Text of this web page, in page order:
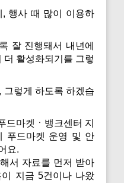
행사 때 많이 이용하
잘 진행돼서 내년에
더 활성화되기를 그렇
그렇게 하도록 하겠습
드마켓ㆍ뱅크센터 지
푸드마켓 운영 및 안
요.
서 자료를 먼저 받아
지금 5건이나 나왔